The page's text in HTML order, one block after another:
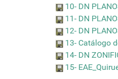
10- DN
11- DN
12- DN
13- Catálogo
14- DN
15-